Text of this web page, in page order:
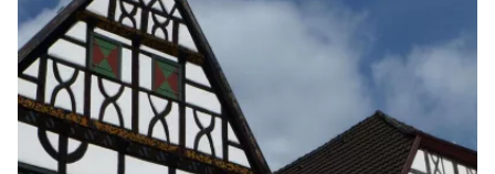
Continuați cu e-mailul